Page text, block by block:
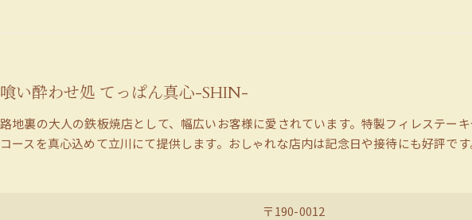
喰い酔わせ処 てっぱん真心-SHIN-
路地裏の大人の鉄板焼店として、幅広いお客様に愛されています。特製フィレステー
コースを真心込めて立川にて提供します。おしゃれな店内は記念日や接待にも好評で
〒190-0012